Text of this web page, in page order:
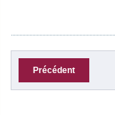
Précédent